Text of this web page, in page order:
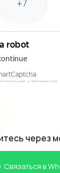
через
Связаться в